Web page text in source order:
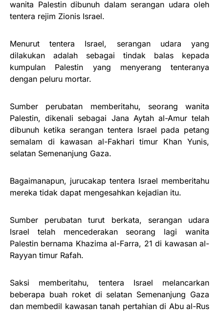
wanita Palestin dibunuh dalam serangan udara oleh
tentera rejim Zionis Israel.
Menurut tentera Israel, serangan udara yang
dilakukan adalah sebagai tindak balas kepada
kumpulan Palestin yang menyerang tenteranya
dengan peluru mortar.
Sumber perubatan memberitahu, seorang wanita
Palestin, dikenali sebagai Jana Aytah al-Amur telah
dibunuh ketika serangan tentera Israel pada petang
semalam di kawasan al-Fakhari timur Khan Yunis,
selatan Semenanjung Gaza.
Bagaimanapun, jurucakap tentera Israel memberitahu
mereka tidak dapat mengesahkan kejadian itu.
Sumber perubatan turut berkata, serangan udara
Israel telah mencederakan seorang lagi wanita
Palestin bernama Khazima al-Farra, 21 di kawasan al-
Rayyan timur Rafah.
Saksi memberitahu, tentera Israel melancarkan
beberapa buah roket di selatan Semenanjung Gaza
dan membedil kawasan tanah pertahian di Abu al-Rus